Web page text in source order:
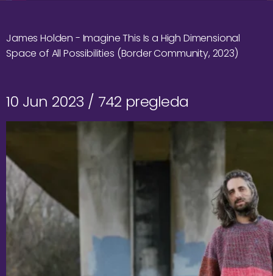
James Holden - Imagine This Is a High Dimensional
Space of All Possibilities (Border Community, 2023)
10 Jun 2023 / 742 pregleda